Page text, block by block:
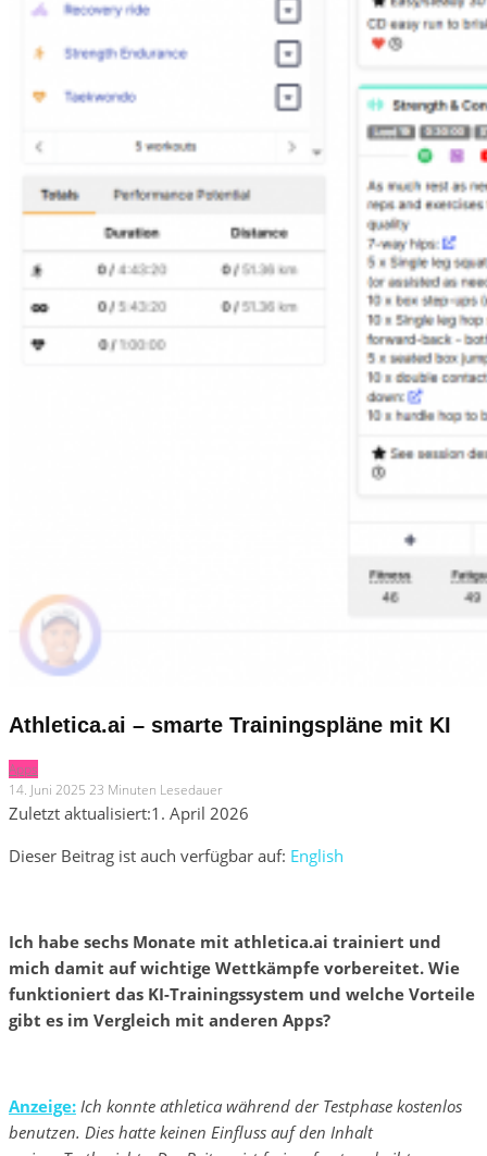
Athletica.ai – smarte Trainingspläne mit KI
Apps
14. Juni 2025 23 Minuten Lesedauer
Zuletzt aktualisiert:1. April 2026
Dieser Beitrag ist auch verfügbar auf: English
Ich habe sechs Monate mit athletica.ai trainiert und
mich damit auf wichtige Wettkämpfe vorbereitet. Wie
funktioniert das KI-Trainingssystem und welche Vorteile
gibt es im Vergleich mit anderen Apps?
Anzeige: Ich konnte athletica während der Testphase kostenlos
benutzen. Dies hatte keinen Einfluss auf den Inhalt